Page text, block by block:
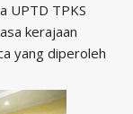
UPTD TPKS
kerajaan
yang diperoleh